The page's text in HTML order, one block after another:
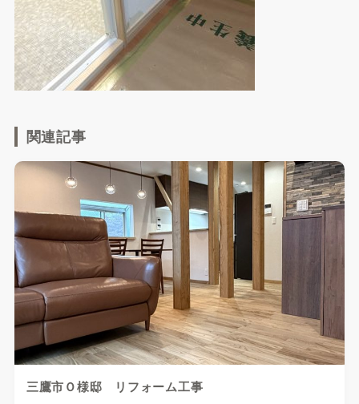
関連記事
三鷹市Ｏ様邸 リフォーム工事